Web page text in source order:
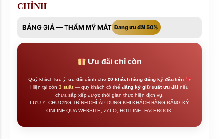
CHỈNH
BẢNG GIÁ — THẨM MỸ MẮT Đang ưu đãi 50%
Ưu đãi chỉ còn
Quý khách lưu ý, ưu đãi dành cho 20 khách hàng đăng ký đầu tiên
Hiện tại còn 3 suất— quý khách có thể đăng ký giữ suất ưu đãi nếu
chưa sắp xếp được thời gian thực hiện dịch vụ.
LƯU Ý: CHƯƠNG TRÌNH CHỈ ÁP DỤNG KHI KHÁCH HÀNG ĐĂNG KÝ
ONLINE QUA WEBSITE, ZALO, HOTLINE, FACEBOOK.